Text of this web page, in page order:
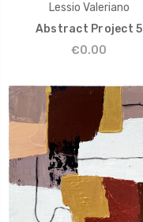
Lessio Valeriano
Abstract Project 5
€0.00